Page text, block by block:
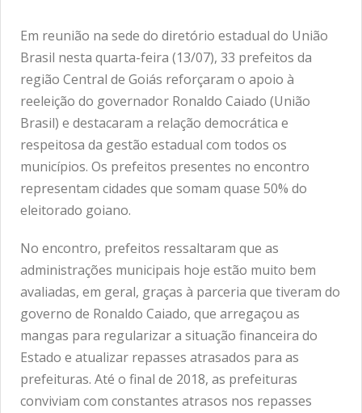
Em reunião na sede do diretório estadual do União
Brasil nesta quarta-feira (13/07), 33 prefeitos da
região Central de Goiás reforçaram o apoio à
reeleição do governador Ronaldo Caiado (União
Brasil) e destacaram a relação democrática e
respeitosa da gestão estadual com todos os
municípios. Os prefeitos presentes no encontro
representam cidades que somam quase 50% do
eleitorado goiano.
No encontro, prefeitos ressaltaram que as
administrações municipais hoje estão muito bem
avaliadas, em geral, graças à parceria que tiveram do
governo de Ronaldo Caiado, que arregaçou as
mangas para regularizar a situação financeira do
Estado e atualizar repasses atrasados para as
prefeituras. Até o final de 2018, as prefeituras
conviviam com constantes atrasos nos repasses